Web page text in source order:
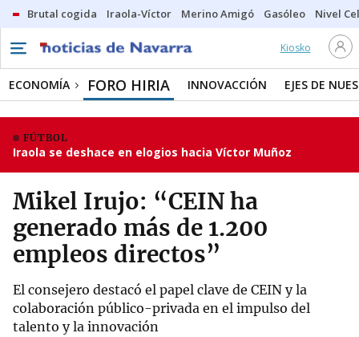
Brutal cogida Iraola-Víctor Merino Amigó Gasóleo Nivel
Kiosko
ECONOMÍA FORO HIRIA INNOVACCIÓN EJES DE
FÚTBOL
Iraola se deshace en elogios hacia Víctor Muñoz
Mikel Irujo: “CEIN ha
generado más de 1.200
empleos directos”
El consejero destacó el papel clave de CEIN y la
colaboración público-privada en el impulso del
talento y la innovación